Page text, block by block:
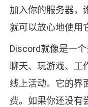
加入你的服务器，
就可以放心地使用
Discord就像是一
聊天、玩游戏、工
线上活动。它的界
费。如果你还没有